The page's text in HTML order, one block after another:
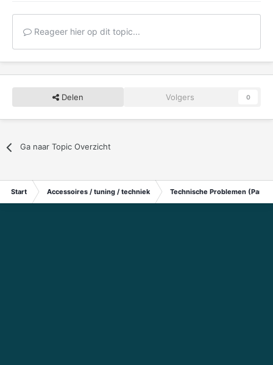
Reageer hier op dit topic...
Delen Volgers 0
Ga naar Topic Overzicht
Start Accessoires / tuning / techniek Technische Problemen